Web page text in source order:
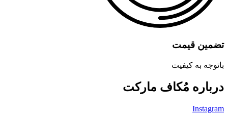
تضمین قیمت
باتوجه به کیفیت
درباره مُکاف مارکت
Instagram